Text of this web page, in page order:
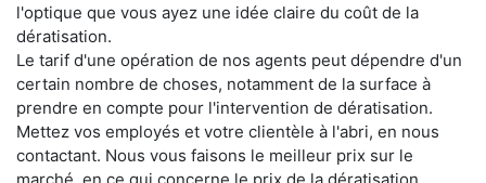
l'optique que vous ayez une idée claire du coût de la
dératisation.
Le tarif d'une opération de nos agents peut dépendre d'un
certain nombre de choses, notamment de la surface à
prendre en compte pour l'intervention de dératisation.
Mettez vos employés et votre clientèle à l'abri, en nous
contactant. Nous vous faisons le meilleur prix sur le